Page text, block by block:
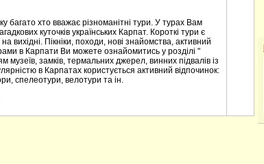
багато хто вважає різноманітні тури. У турах Вам
куточків українських Карпат. Короткі тури є
вихідні. Пікніки, походи, нові знайомства, активний
в Карпати Ви можете ознайомитись у розділі "
музеїв, замків, термальних джерел, винних підвалів із
в Карпатах користується активний відпочинок:
спелеотури, велотури та ін.